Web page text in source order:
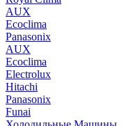
AUX
Ecoclima
Panasonix
AUX
Ecoclima
Electrolux
Hitachi
Panasonix
Funai